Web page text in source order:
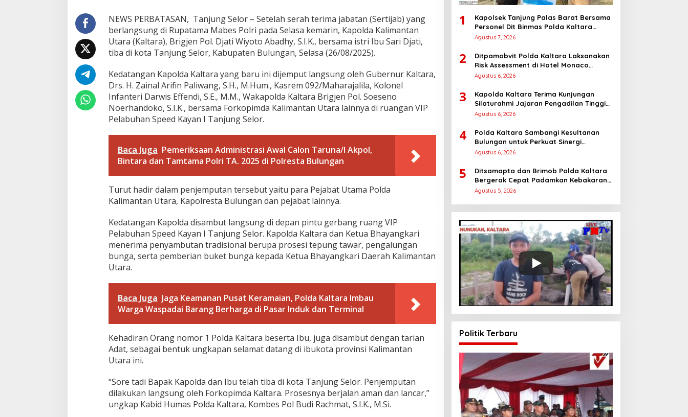
e
n
P
o
l
D
j
a
t
i
W
y
o
t
o
A
a
d
y
S
.
I
.
D
i
m
p
a
k
a
NEWS PERBATASAN, Tanjung Selor – Setelah serah terima jabatan (Sertijab) yang
berlangsung di Rupatama Mabes Polri pada Selasa kemarin, Kapolda Kalimantan
Utara (Kaltara), Brigjen Pol. Djati Wiyoto Abadhy, S.I.K., bersama istri Ibu Sari Djati,
tiba di kota Tanjung Selor, Kabupaten Bulungan, Selasa (26/08/2025).
Kedatangan Kapolda Kaltara yang baru ini dijemput langsung oleh Gubernur Kaltara,
Drs. H. Zainal Arifin Paliwang, S.H., M.Hum., Kasrem 092/Maharajalila, Kolonel
Infanteri Darwis Effendi, S.E., M.M., Wakapolda Kaltara Brigjen Pol. Soeseno
Noerhandoko, S.I.K., bersama Forkopimda Kalimantan Utara lainnya di ruangan VIP
Pelabuhan Speed Kayan I Tanjung Selor.
Baca Juga Pemeriksaan Administrasi Awal Calon Taruna/I Akpol,
Bintara dan Tamtama Polri TA. 2025 di Polresta Bulungan
Turut hadir dalam penjemputan tersebut yaitu para Pejabat Utama Polda
Kalimantan Utara, Kapolresta Bulungan dan pejabat lainnya.
Kedatangan Kapolda disambut langsung di depan pintu gerbang ruang VIP
Pelabuhan Speed Kayan I Tanjung Selor. Kapolda Kaltara dan Ketua Bhayangkari
menerima penyambutan tradisional berupa prosesi tepung tawar, pengalungan
bunga, serta pemberian buket bunga kepada Ketua Bhayangkari Daerah Kalimantan
Utara.
Baca Juga Jaga Keamanan Pusat Keramaian, Polda Kaltara Imbau
Warga Waspadai Barang Berharga di Pasar Induk dan Terminal
Kehadiran Orang nomor 1 Polda Kaltara beserta Ibu, juga disambut dengan tarian
Adat, sebagai bentuk ungkapan selamat datang di ibukota provinsi Kalimantan
Utara ini.
“Sore tadi Bapak Kapolda dan Ibu telah tiba di kota Tanjung Selor. Penjemputan
dilakukan langsung oleh Forkopimda Kaltara. Prosesnya berjalan aman dan lancar,”
ungkap Kabid Humas Polda Kaltara, Kombes Pol Budi Rachmat, S.I.K., M.Si.
1
Kapolsek Tanjung Palas Barat Bersama
Personel Dit Binmas Polda Kaltara
Salurkan Beras SPHP Kepada
Agustus 7, 2026
2
Ditpamobvit Polda Kaltara Laksanakan
Risk Assessment di Hotel Monaco
Tarakan
Agustus 6, 2026
3
Kapolda Kaltara Terima Kunjungan
Silaturahmi Jajaran Pengadilan Tinggi
Kaltara
Agustus 6, 2026
4
Polda Kaltara Sambangi Kesultanan
Bulungan untuk Perkuat Sinergi
Kamtibmas
Agustus 6, 2026
5
Ditsamapta dan Brimob Polda Kaltara
Bergerak Cepat Padamkan Kebakaran
Lahan Gambut 2 Hektar di Bulungan
Agustus 5, 2026
Politik Terbaru